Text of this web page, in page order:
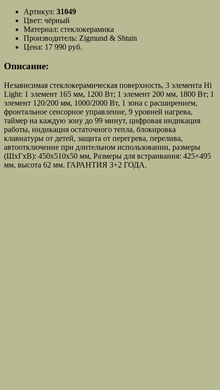
Артикул: 31049
Цвет: чёрный
Материал: стеклокерамика
Производитель: Zigmund & Shtain
Цена: 17 990 руб.
Описание:
Независимая стеклокерамическая поверхность, 3 элемента Hi
Light: 1 элемент 165 мм, 1200 Вт; 1 элемент 200 мм, 1800 Вт; 1
элемент 120/200 мм, 1000/2000 Вт, 1 зона с расширением,
фронтальное сенсорное управление, 9 уровней нагрева,
таймер на каждую зону до 99 минут, цифровая индикация
работы, индикация остаточного тепла, блокировка
клавиатуры от детей, защита от перегрева, перелива,
автоотключение при длительном использовании, размеры
(ШхГхВ): 450х510х50 мм, Размеры для встраивания: 425×495
мм, высота 62 мм. ГАРАНТИЯ 3+2 ГОДА.